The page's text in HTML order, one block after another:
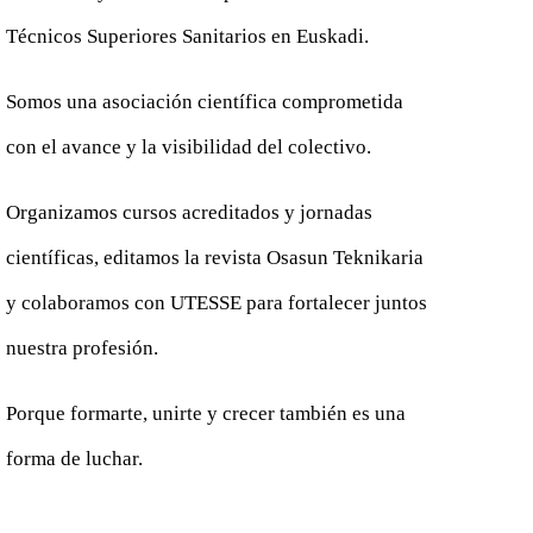
Técnicos Superiores Sanitarios en Euskadi.
Somos una asociación científica comprometida
con el avance y la visibilidad del colectivo.
Organizamos cursos acreditados y jornadas
científicas, editamos la revista Osasun Teknikaria
y colaboramos con UTESSE para fortalecer juntos
nuestra profesión.
Porque formarte, unirte y crecer también es una
forma de luchar.